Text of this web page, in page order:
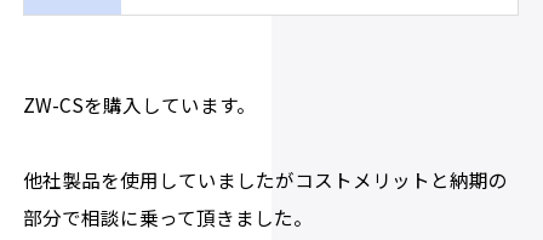
ZW-CSを購入しています。
他社製品を使用していましたがコストメリットと納期の
部分で相談に乗って頂きました。